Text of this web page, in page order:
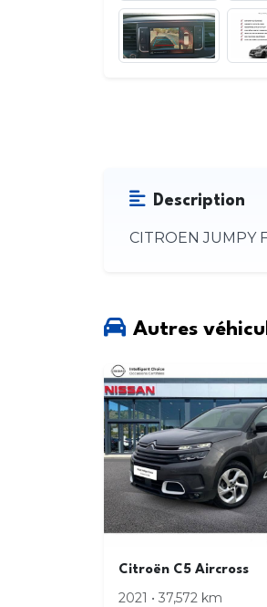
Description
CITROEN JUMPY
Autres
Citroën C5 Aircross
2021 • 37,572 km